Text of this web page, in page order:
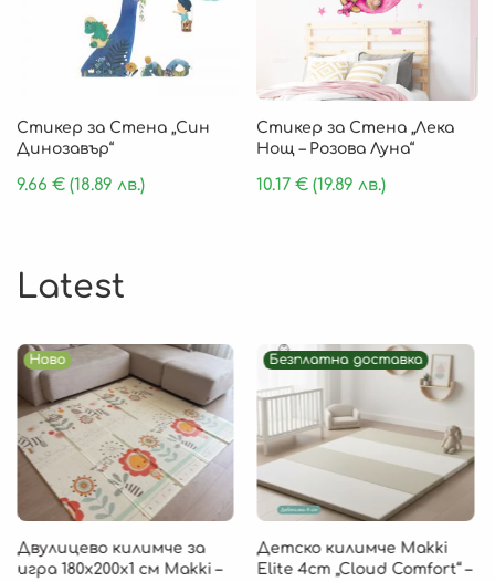
Стикер за Стена „Син
Динозавър“
9.66 € (18.89 лв.)
Стикер за Стена „Лека
Нощ – Розова Луна“
10.17€ (19.89 лв.)
Latest
Ново
Двулицево килимче за
игра 180х200х1 см Makki –
Безплатна доставка
Детско килимче Makki
Elite 4cm „Cloud Comfort“ –